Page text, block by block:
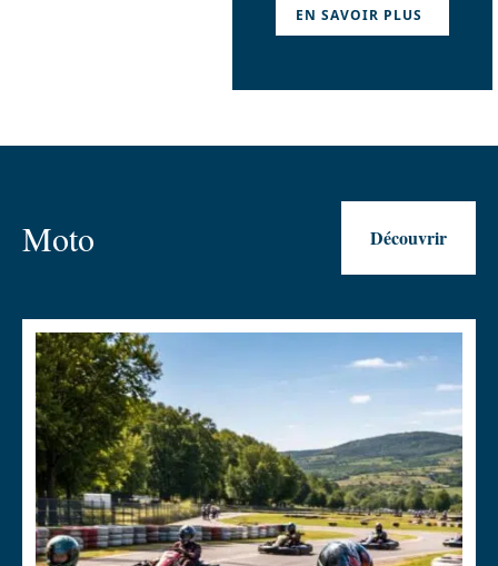
EN SAVOIR PLUS
Moto Découvrir